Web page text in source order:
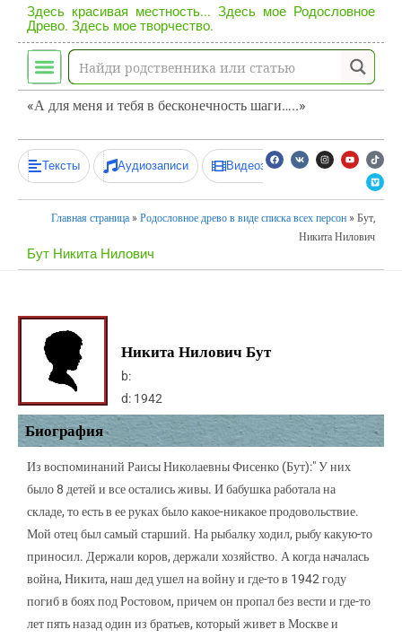
Здесь красивая местность... Здесь мое Родословное
Древо. Здесь мое творчество.
«А для меня и тебя в бесконечность шаги…..»
Тексты Аудиозаписи Видеозаписи
Главная страница » Родословное древо в виде списка всех персон » Бут,
Никита Нилович
Бут Никита Нилович
Никита Нилович Бут
b:
d: 1942
Биография
Из воспоминаний Раисы Николаевны Фисенко (Бут):" У них
было 8 детей и все остались живы. И бабушка работала на
складе, то есть в ее руках было какое-никакое продовольствие.
Мой отец был самый старший. На рыбалку ходил, рыбу какую-то
приносил. Держали коров, держали хозяйство. А когда началась
война, Никита, наш дед ушел на войну и где-то в 1942 году
погиб в боях под Ростовом, причем он пропал без вести и где-то
лет пять назад один из братьев, который живет в Москве и